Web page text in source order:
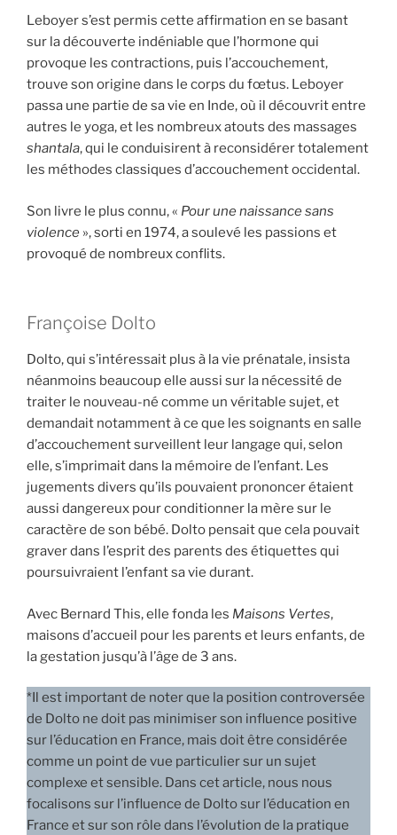
Leboyer s’est permis cette affirmation en se basant
sur la découverte indéniable que l’hormone qui
provoque les contractions, puis l’accouchement,
trouve son origine dans le corps du fœtus. Leboyer
passa une partie de sa vie en Inde, où il découvrit entre
autres le yoga, et les nombreux atouts des massages
shantala, qui le conduisirent à reconsidérer totalement
les méthodes classiques d’accouchement occidental.
Son livre le plus connu, « Pour une naissance sans
violence », sorti en 1974, a soulevé les passions et
provoqué de nombreux conflits.
Françoise Dolto
Dolto, qui s’intéressait plus à la vie prénatale, insista
néanmoins beaucoup elle aussi sur la nécessité de
traiter le nouveau-né comme un véritable sujet, et
demandait notamment à ce que les soignants en salle
d’accouchement surveillent leur langage qui, selon
elle, s’imprimait dans la mémoire de l’enfant. Les
jugements divers qu’ils pouvaient prononcer étaient
aussi dangereux pour conditionner la mère sur le
caractère de son bébé. Dolto pensait que cela pouvait
graver dans l’esprit des parents des étiquettes qui
poursuivraient l’enfant sa vie durant.
Avec Bernard This, elle fonda les Maisons Vertes,
maisons d’accueil pour les parents et leurs enfants, de
la gestation jusqu’à l’âge de 3 ans.
*Il est important de noter que la position controversée
de Dolto ne doit pas minimiser son influence positive
sur l’éducation en France, mais doit être considérée
comme un point de vue particulier sur un sujet
complexe et sensible. Dans cet article, nous nous
focalisons sur l’influence de Dolto sur l’éducation en
France et sur son rôle dans l’évolution de la pratique